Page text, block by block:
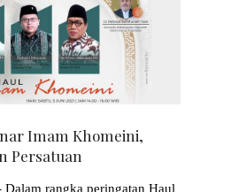
Imam Khomeini,
Persatuan
rangka peringatan Haul